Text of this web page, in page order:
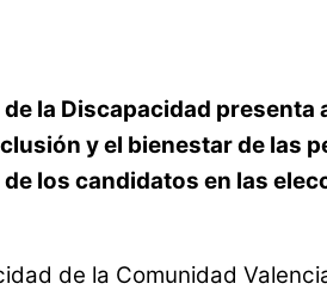
la Discapacidad
y el bienestar de las
los candidatos en las
de la Comunidad